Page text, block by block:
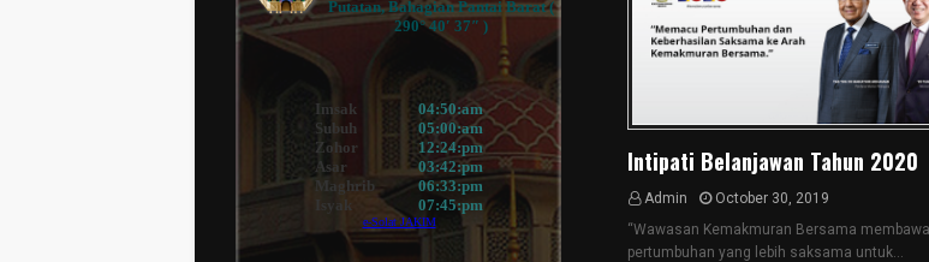
Intipati Belanjawan Tahun 2020
Admin
October 30, 2019
“Wawasan Kemakmuran Bersama
pertumbuhan yang lebih saksama untuk…